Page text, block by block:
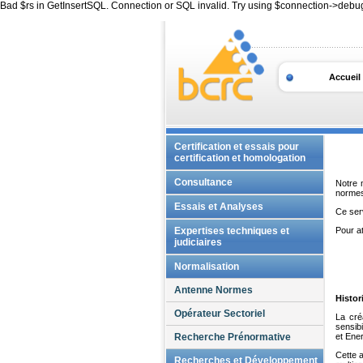
Bad $rs in GetInsertSQL. Connection or SQL invalid. Try using $connection-
Accueil
Certification et essais pour
certification et homologation
Bénorisation des tuyaux de
grès
Contrôle de lots - verre creux
Homologation de verre sécurité
pour l'industrie automobile
casque de moto
Consultance
Accompagnement Qualité
Formations personnalisées
Essais et Analyses
Matériaux
Mesures optiques
Analyses physiques
Caractérisations thermiques
Caractérisations
mécaniques et
thermomécaniques
Analyses rhéologiques et
électrochimiques
Expertises techniques et
judiciaires
Expertises sur céramiques
traditionnelles
Expertises sur réfractaires
Expertises sur verre
Problèmes de sols
Normalisation
Antenne Normes
Opérateur Sectoriel
Recherche Prénormative
Recherches et Développement
Notre
Ce
Pour
La
et
Cette